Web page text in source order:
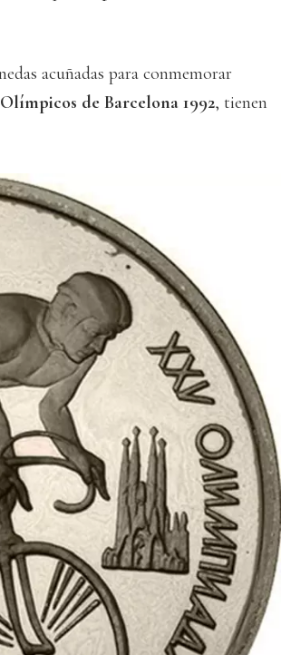
acuñadas para conmemorar
de Barcelona 1992, tienen